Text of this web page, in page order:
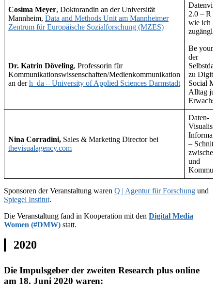
Cosima Meyer, Doktorandin an der Universität
Mannheim, Data and Methods Unit am Mannheimer
Zentrum für Europäische Sozialforschung (MZES)
2.0 – R
wie ich
Dr. Katrin Döveling, Professorin für
Kommunikationswissenschaften/Medienkommunikation
an derh_da – University of Applied Sciences Darmstadt
Be
der
zu
Social
Alltag
Nina Corradini, Sales & Marketing Director bei
thevisualagency.com
Daten-
–
und
Sponsoren der Veranstaltung waren Q | Agentur für Forschung und
Spiegel Institut.
Die Veranstaltung fand in Kooperation mit den Digital Media
Women (#DMW) statt.
2020
Die Impulsgeber der zweiten Research plus online
am 18. Juni 2020 waren: